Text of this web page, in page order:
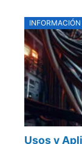
INFORMACIÓN
Usos y